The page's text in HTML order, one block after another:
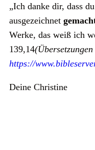
„Ich danke dir, dass
ausgezeichnet
Werke, das weiß ich
139,14
https://
Deine Christine